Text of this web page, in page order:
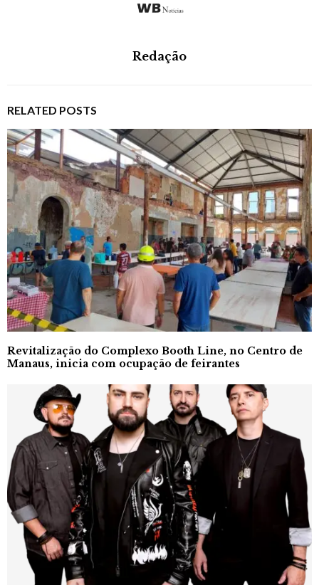
Redação
RELATED POSTS
Revitalização do Complexo Booth Line, no Centro de
Manaus, inicia com ocupação de feirantes